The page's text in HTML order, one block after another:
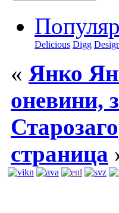
Delicious Digg
« Янко
оневини,
страница